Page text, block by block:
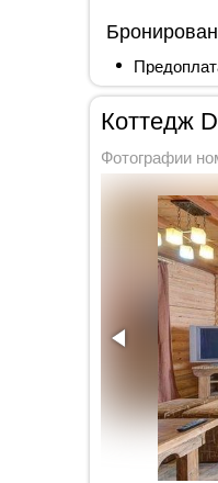
Коттедж
Фотографии